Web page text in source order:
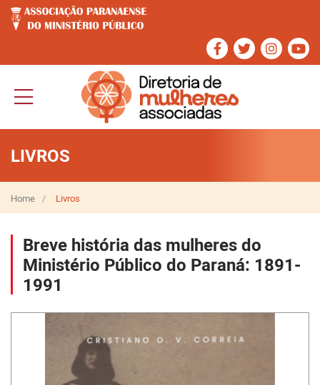
LIVROS
Home Livros
Breve história das mulheres do
Ministério Público do Paraná: 1891-
1991